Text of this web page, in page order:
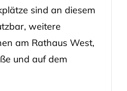
sind an diesem
weitere
am Rathaus West,
und auf dem